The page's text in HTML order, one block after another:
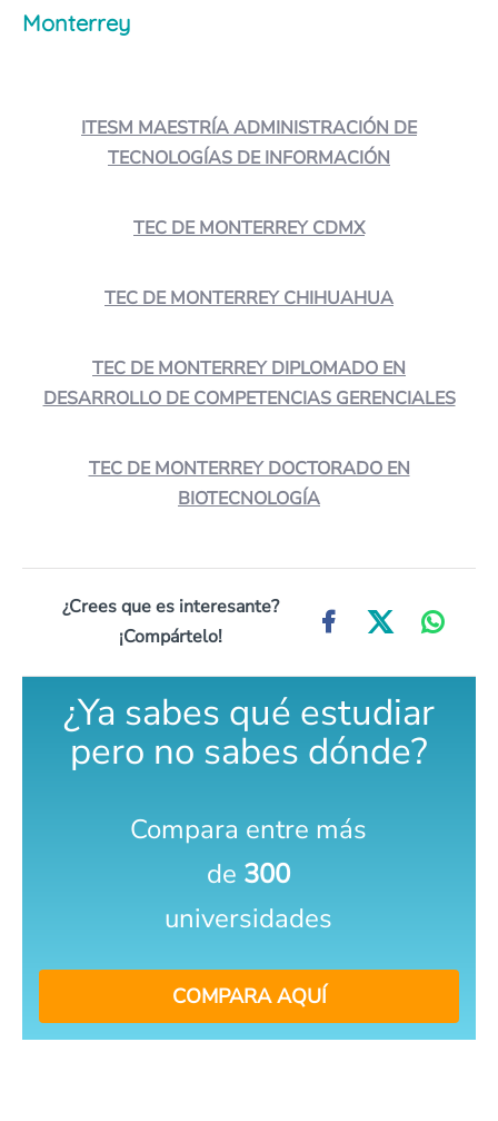
Monterrey
ITESM MAESTRÍA ADMINISTRACIÓN DE
TECNOLOGÍAS DE INFORMACIÓN
TEC DE MONTERREY CDMX
TEC DE MONTERREY CHIHUAHUA
TEC DE MONTERREY DIPLOMADO EN
DESARROLLO DE COMPETENCIAS GERENCIALES
TEC DE MONTERREY DOCTORADO EN
BIOTECNOLOGÍA
¿Crees que es interesante?
¡Compártelo!
¿Ya sabes qué estudiar
pero no sabes dónde?
Compara entre más
de 300
universidades
COMPARA AQUÍ